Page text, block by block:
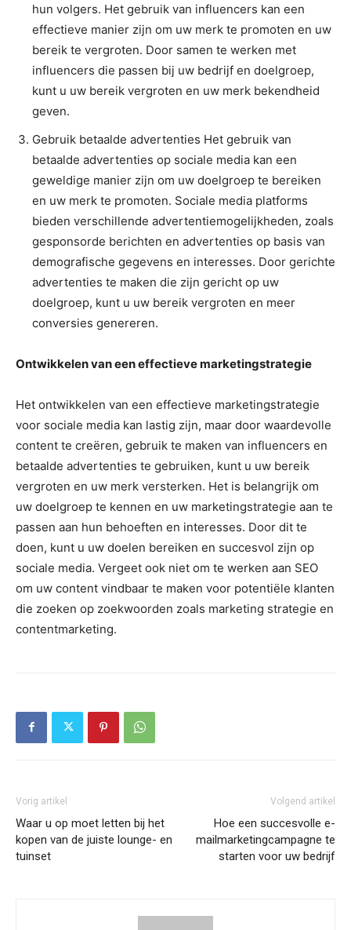
hun volgers. Het gebruik van influencers kan een
effectieve manier zijn om uw merk te promoten en uw
bereik te vergroten. Door samen te werken met
influencers die passen bij uw bedrijf en doelgroep,
kunt u uw bereik vergroten en uw merk bekendheid
geven.
Gebruik betaalde advertenties Het gebruik van
betaalde advertenties op sociale media kan een
geweldige manier zijn om uw doelgroep te bereiken
en uw merk te promoten. Sociale media platforms
bieden verschillende advertentiemogelijkheden, zoals
gesponsorde berichten en advertenties op basis van
demografische gegevens en interesses. Door gerichte
advertenties te maken die zijn gericht op uw
doelgroep, kunt u uw bereik vergroten en meer
conversies genereren.
Ontwikkelen van een effectieve marketingstrategie
Het ontwikkelen van een effectieve marketingstrategie
voor sociale media kan lastig zijn, maar door waardevolle
content te creëren, gebruik te maken van influencers en
betaalde advertenties te gebruiken, kunt u uw bereik
vergroten en uw merk versterken. Het is belangrijk om
uw doelgroep te kennen en uw marketingstrategie aan te
passen aan hun behoeften en interesses. Door dit te
doen, kunt u uw doelen bereiken en succesvol zijn op
sociale media. Vergeet ook niet om te werken aan SEO
om uw content vindbaar te maken voor potentiële klanten
die zoeken op zoekwoorden zoals marketing strategie en
contentmarketing.
Vorig artikel
Waar u op moet letten bij het
kopen van de juiste lounge- en
tuinset
Volgend artikel
Hoe een succesvolle e-
mailmarketingcampagne te
starten voor uw bedrijf